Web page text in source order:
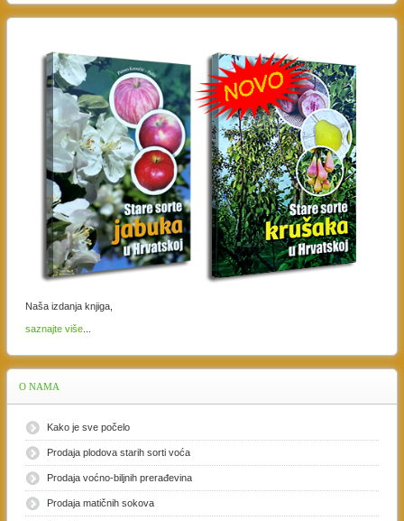
Naša izdanja knjiga,
saznajte više
O NAMA
Kako je sve počelo
Prodaja plodova starih sorti voća
Prodaja voćno-biljnih prerađevina
Prodaja matičnih sokova